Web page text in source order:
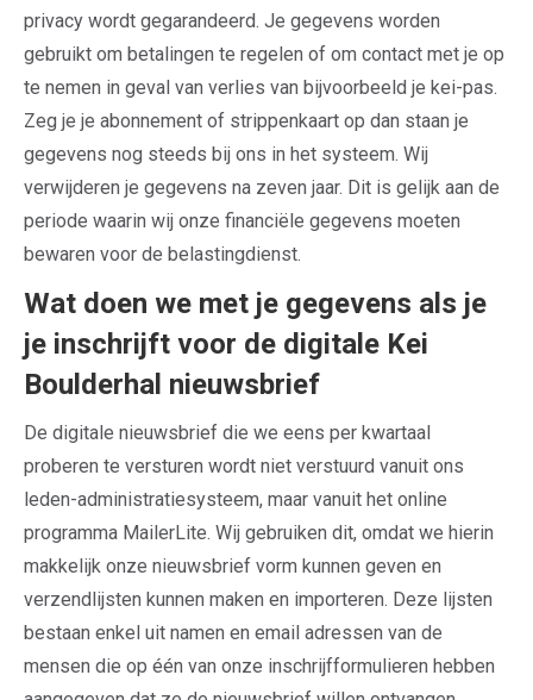
privacy wordt gegarandeerd. Je gegevens worden
gebruikt om betalingen te regelen of om contact met je op
te nemen in geval van verlies van bijvoorbeeld je kei-pas.
Zeg je je abonnement of strippenkaart op dan staan je
gegevens nog steeds bij ons in het systeem. Wij
verwijderen je gegevens na zeven jaar. Dit is gelijk aan de
periode waarin wij onze financiële gegevens moeten
bewaren voor de belastingdienst.
Wat doen we met je gegevens als je
je inschrijft voor de digitale Kei
Boulderhal nieuwsbrief
De digitale nieuwsbrief die we eens per kwartaal
proberen te versturen wordt niet verstuurd vanuit ons
leden-administratiesysteem, maar vanuit het online
programma MailerLite. Wij gebruiken dit, omdat we hierin
makkelijk onze nieuwsbrief vorm kunnen geven en
verzendlijsten kunnen maken en importeren. Deze lijsten
bestaan enkel uit namen en email adressen van de
mensen die op één van onze inschrijfformulieren hebben